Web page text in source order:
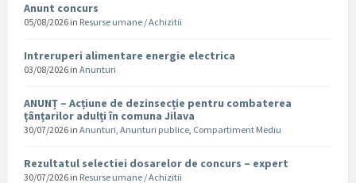
Anunt concurs
05/08/2026 in Resurse umane / Achizitii
Intreruperi alimentare energie electrica
03/08/2026 in Anunturi
ANUNȚ – Acțiune de dezinsecție pentru combaterea
țânțarilor adulți în comuna Jilava
30/07/2026 in Anunturi, Anunturi publice, Compartiment Mediu
Rezultatul selectiei dosarelor de concurs – expert
30/07/2026 in Resurse umane / Achizitii